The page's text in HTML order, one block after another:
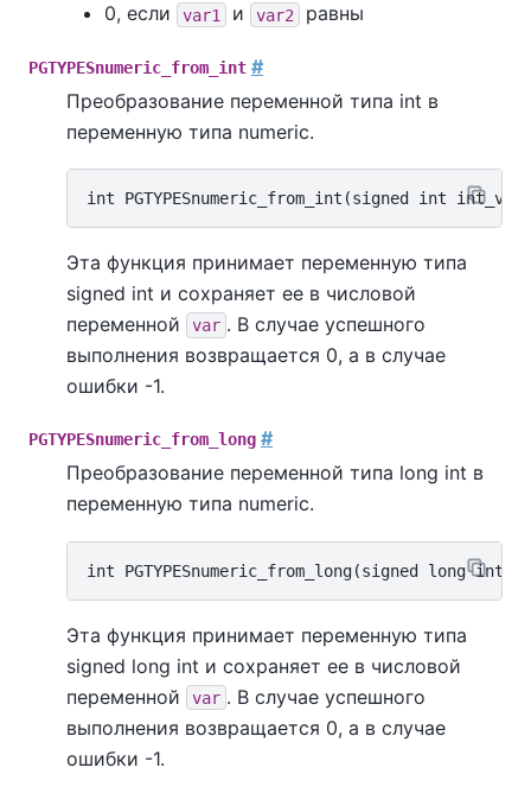
0, если var1 и var2 равны
PGTYPESnumeric_from_int #
Преобразование переменной типа int в
переменную типа numeric.
Эта функция принимает переменную типа
signed int и сохраняет ее в числовой
переменной
var . В случае успешного
выполнения возвращается 0, а в случае
ошибки -1.
PGTYPESnumeric_from_long #
Преобразование переменной типа long int в
переменную типа numeric.
Эта функция принимает переменную типа
signed long int и сохраняет ее в числовой
переменной
var . В случае успешного
выполнения возвращается 0, а в случае
ошибки -1.